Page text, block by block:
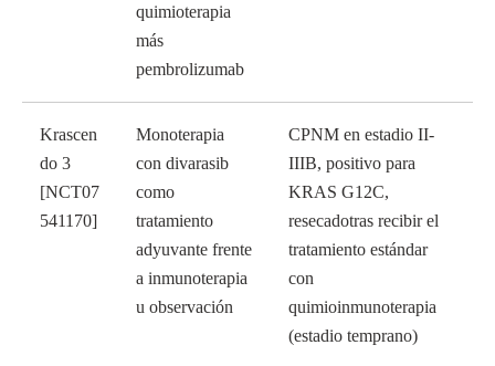
quimioterapia
más
pembrolizumab
Krascen
do 3
[NCT07
541170]
Monoterapia
con divarasib
como
tratamiento
adyuvante frente
a inmunoterapia
u observación
CPNM en estadio II-
IIIB, positivo para
KRAS G12C,
resecadotras recibir el
tratamiento estándar
con
quimioinmunoterapia
(estadio temprano)